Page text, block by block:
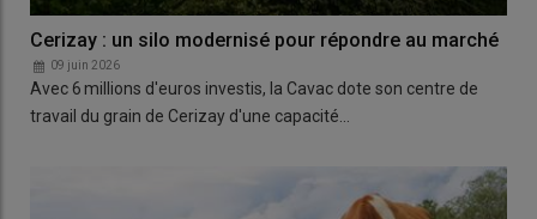
Cerizay : un silo modernisé pour répondre au marché
09 juin 2026
Avec 6 millions d'euros investis, la Cavac dote son centre de
travail du grain de Cerizay d'une capacité…